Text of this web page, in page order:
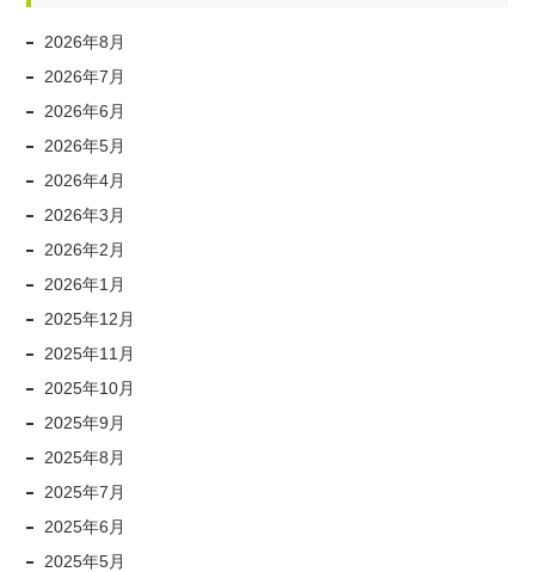
2026年8月
2026年7月
2026年6月
2026年5月
2026年4月
2026年3月
2026年2月
2026年1月
2025年12月
2025年11月
2025年10月
2025年9月
2025年8月
2025年7月
2025年6月
2025年5月